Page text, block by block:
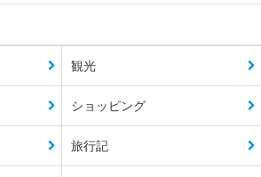
観光
ショッピング
旅行記